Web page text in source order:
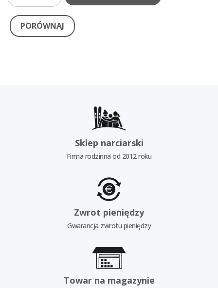
PORÓWNAJ
Sklep narciarski
Firma rodzinna od 2012 roku
Zwrot pieniędzy
Gwarancja zwrotu pieniędzy
Towar na magazynie